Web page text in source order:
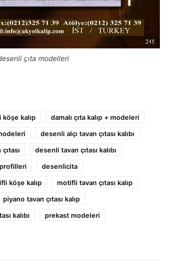
çıta modelleri
köşe kalıp
damalı çıta kalıp + modeleri
desenli alçı tavan çıtası kalıbı
desenli tavan çıtası kalıbı
desenlicita
köşe kalıp
motifli tavan çıtası kalıp
piyano tavan çıtası kalıp
kalıbı
prekast modeleri